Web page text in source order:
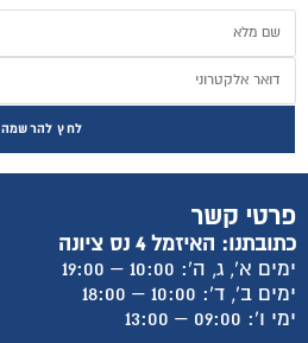
לחץ להרשמה
פרטי קשר
כתובתנו: האיזמל 4 נס ציונה
ימים א', ג, ה': 10:00 – 19:00
ימים ב', ד': 10:00 – 18:00
ימי ו': 09:00 – 13:00